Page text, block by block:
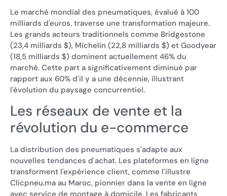
Le marché mondial des pneumatiques, évalué à 100
milliards d'euros, traverse une transformation majeure.
Les grands acteurs traditionnels comme Bridgestone
(23,4 milliards $), Michelin (22,8 milliards $) et Goodyear
(18,5 milliards $) dominent actuellement 46% du
marché. Cette part a significativement diminué par
rapport aux 60% d'il y a une décennie, illustrant
l'évolution du paysage concurrentiel.
Les réseaux de vente et la
révolution du e-commerce
La distribution des pneumatiques s'adapte aux
nouvelles tendances d'achat. Les plateformes en ligne
transforment l'expérience client, comme l'illustre
Clicpneu.ma au Maroc, pionnier dans la vente en ligne
avec service de montage à domicile. Les fabricants